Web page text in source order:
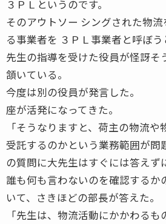
３ＰＬというのです。
そのアウトソー シングされた物
る事業者を ３ＰＬ事業者と呼ぼ
先生の指導を受けた役員が怪訝そ
頷いている。
今度は別の役員が発言した。
座が活発になってきた。
「そうなりますと、荷主の物流
受託するのかという業務範囲が問
の質問に大先生はすぐには答えず
誰も何も言わないのを確認するか
いて、さきほどの部長が答えた。
「先生は、物流活動にかかわる